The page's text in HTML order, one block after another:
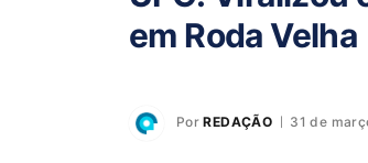
em Roda Velha
Por REDAÇÃO 31 de